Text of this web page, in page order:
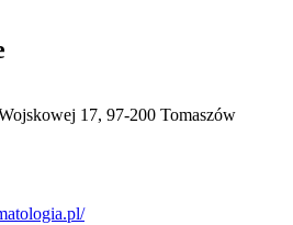
17, 97-200 Tomaszów